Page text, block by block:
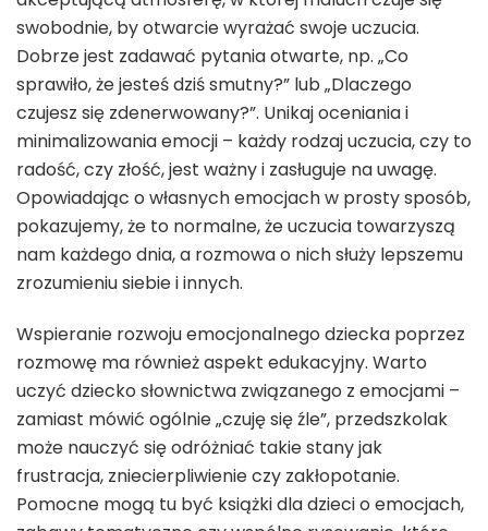
swobodnie, by otwarcie wyrażać swoje uczucia.
Dobrze jest zadawać pytania otwarte, np. „Co
sprawiło, że jesteś dziś smutny?” lub „Dlaczego
czujesz się zdenerwowany?”. Unikaj oceniania i
minimalizowania emocji – każdy rodzaj uczucia, czy to
radość, czy złość, jest ważny i zasługuje na uwagę.
Opowiadając o własnych emocjach w prosty sposób,
pokazujemy, że to normalne, że uczucia towarzyszą
nam każdego dnia, a rozmowa o nich służy lepszemu
zrozumieniu siebie i innych.
Wspieranie rozwoju emocjonalnego dziecka poprzez
rozmowę ma również aspekt edukacyjny. Warto
uczyć dziecko słownictwa związanego z emocjami –
zamiast mówić ogólnie „czuję się źle”, przedszkolak
może nauczyć się odróżniać takie stany jak
frustracja, zniecierpliwienie czy zakłopotanie.
Pomocne mogą tu być książki dla dzieci o emocjach,